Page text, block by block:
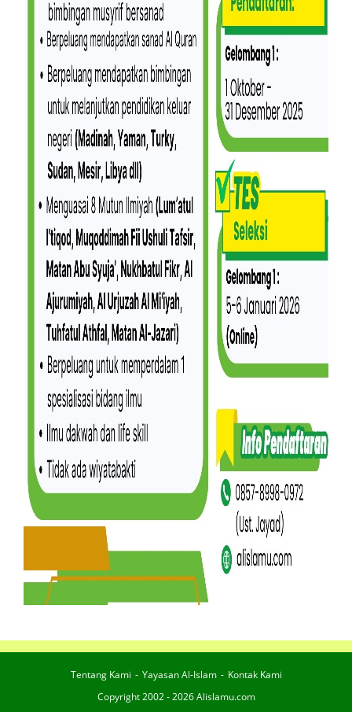
Tentang Kami Yayasan Al-Islam
Kontak Kami
Copyright 2002 - 2026 Alislamu.com